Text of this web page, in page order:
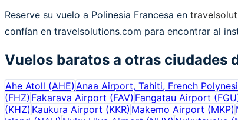
Reserve su vuelo a Polinesia Francesa en
confían en travelsolutions.com para encontrar al
Vuelos baratos a otras ciudades
Ahe Atoll (AHE) Anaa Airport, Tahiti, French
(FHZ) Fakarava Airport (FAV) Fangatau Airport (FGU
(KHZ) Kaukura Airport (KKR) Makemo Airport (MKP)